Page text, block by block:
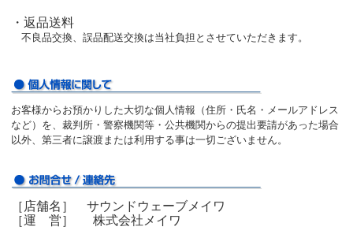
・返品送料
不良品交換、誤品配送交換は当社負担とさせていただきます。
お客様からお預かりした大切な個人情報（住所・氏名・メールアドレス
など）を、裁判所・警察機関等・公共機関からの提出要請があった場合
以外、第三者に譲渡または利用する事は一切ございません。
［店舗名］ サウンドウェーブメイワ
［運 営］ 株式会社メイワ